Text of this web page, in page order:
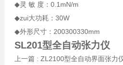
◆灵 敏 度：0.1mN/m
◆zui
◆外形尺寸：200300330mm
SL201型全自动张力仪
上一篇 : ZL2100型全自动界面张力